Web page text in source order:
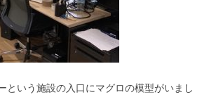
という施設の入口にマグロの模型がいまし